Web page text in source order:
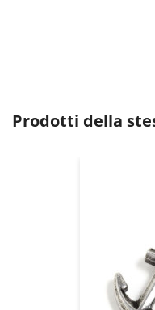
Prodotti della